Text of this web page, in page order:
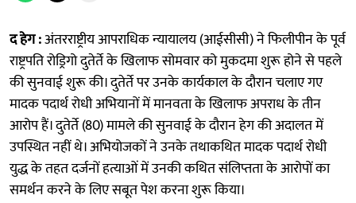
द हेग :अंतरराष्ट्रीय आपराधिक न्यायालय (आईसीसी) ने फिलीपीन के पूर्व
राष्ट्रपति रोड्रिगो दुतेर्ते के खिलाफ सोमवार को मुकदमा शुरू होने से पहले
की सुनवाई शुरू की। दुतेर्ते पर उनके कार्यकाल के दौरान चलाए गए
मादक पदार्थ रोधी अभियानों में मानवता के खिलाफ अपराध के तीन
आरोप हैं। दुतेर्ते (80) मामले की सुनवाई के दौरान हेग की अदालत में
उपस्थित नहीं थे। अभियोजकों ने उनके तथाकथित मादक पदार्थ रोधी
युद्ध के तहत दर्जनों हत्याओं में उनकी कथित संलिप्तता के आरोपों का
समर्थन करने के लिए सबूत पेश करना शुरू किया।